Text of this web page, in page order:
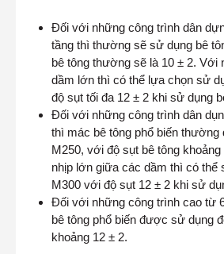
Đối với những công trình dân
tầng thì thường sẽ sử dụng bê
bê tông thường sẽ là 10 ± 2. Với
dầm lớn thì có thể lựa chọn sử
độ sụt tối đa 12 ± 2 khi sử dụng
Đối với những công trình dân
thì mác bê tông phổ biến
M250, với độ sụt bê tông
nhịp lớn giữa các dầm thì có thể
M300 với độ sụt 12 ± 2 khi sử
Đối với những công trình cao từ
bê tông phổ biến được sử dụng
khoảng 12 ± 2.